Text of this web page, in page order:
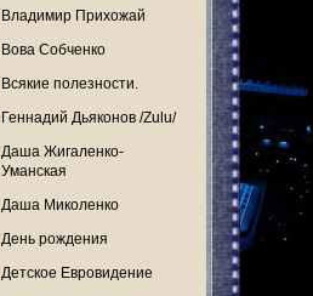
Владимир Прихожай
Вова Собченко
Всякие полезности.
Геннадий Дьяконов /Zulu/
Даша Жигаленко-
Уманская
Даша Миколенко
День рождения
Детское Евровидение